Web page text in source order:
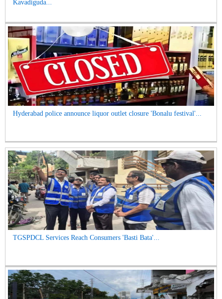
Kavadiguda...
Hyderabad police announce liquor outlet closure 'Bonalu festival'...
TGSPDCL Services Reach Consumers 'Basti Bata'...